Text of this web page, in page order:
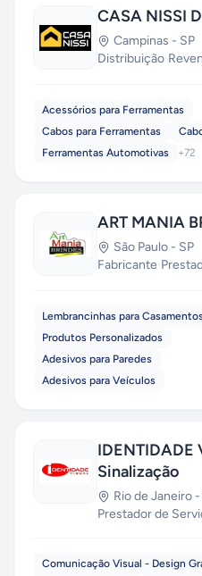
CASA NISSI
Campinas - SP
Distribuição·
Acessórios para Ferramentas
Cabos para Ferramentas
Ferramentas Automotivas
+72
ART MANIA
São Paulo - SP
Fabricante·
Lembrancinhas para
Produtos Personalizados
Adesivos para Paredes
Adesivos para Veículos
IDENTIDADE
Sinalização
Rio de Janeiro -
Prestador de
Comunicação Visual - Design